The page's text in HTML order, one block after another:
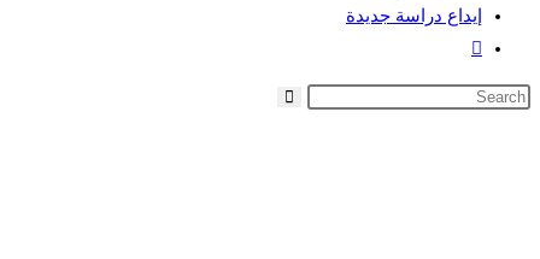
إيداع دراسة جديدة
Toggle
search